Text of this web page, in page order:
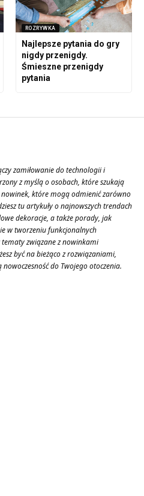
ROZRYWKA
Najlepsze pytania do gry
nigdy przenigdy.
Śmieszne przenigdy
pytania
zamiłowanie do technologii i
z myślą o osobach, które szukają
które mogą odmienić zarówno
tu artykuły o najnowszych trendach
dekoracje, a także porady, jak
w tworzeniu funkcjonalnych
związane z nowinkami
być na bieżąco z rozwiązaniami,
do Twojego otoczenia.